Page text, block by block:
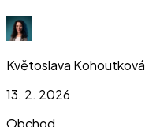
Květoslava Kohoutková
13. 2. 2026
Obchod